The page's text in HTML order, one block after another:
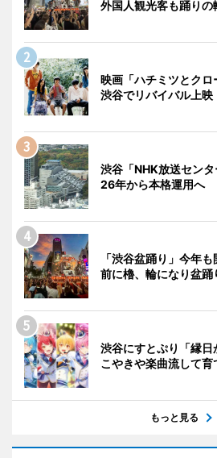
外国人観光客も踊りの
映画「ハチミツとクロ
渋谷でリバイバル上映
渋谷「NHK放送セン
26年から本格運用へ
「渋谷盆踊り」今年
前に櫓、輪になり盆踊
渋谷にすとぷり「縁
こやきや楽曲流して育
もっと見る